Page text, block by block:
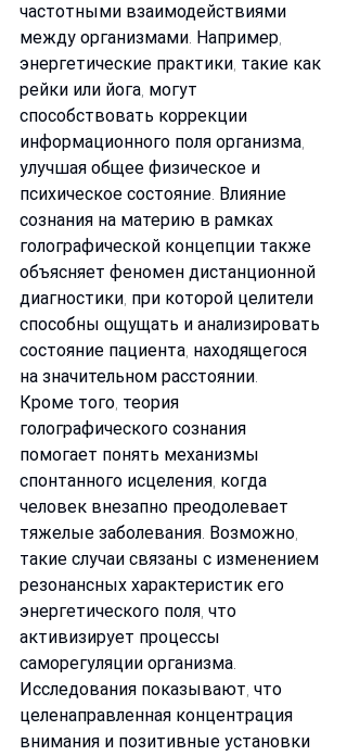
частотными взаимодействиями
между организмами. Например,
энергетические практики, такие как
рейки или йога, могут
способствовать коррекции
информационного поля организма,
улучшая общее физическое и
психическое состояние. Влияние
сознания на материю в рамках
голографической концепции также
объясняет феномен дистанционной
диагностики, при которой целители
способны ощущать и анализировать
состояние пациента, находящегося
на значительном расстоянии.
Кроме того, теория
голографического сознания
помогает понять механизмы
спонтанного исцеления, когда
человек внезапно преодолевает
тяжелые заболевания. Возможно,
такие случаи связаны с изменением
резонансных характеристик его
энергетического поля, что
активизирует процессы
саморегуляции организма.
Исследования показывают, что
целенаправленная концентрация
внимания и позитивные установки